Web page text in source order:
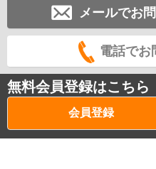
メールでお
電話でお
無料会員登録はこちら
会員登録